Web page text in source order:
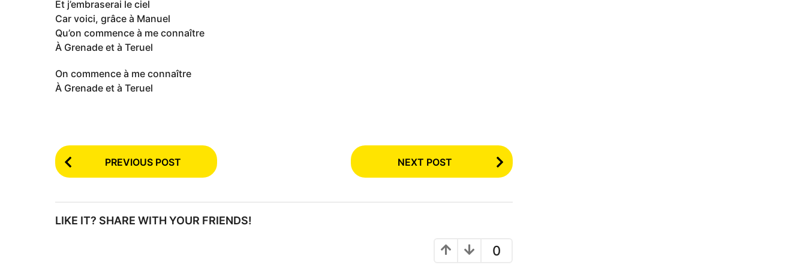
Et j’embraserai le ciel
Car voici, grâce à Manuel
Qu’on commence à me connaître
À Grenade et à Teruel
On commence à me connaître
À Grenade et à Teruel
P
o
t
P
PREVIOUS POST NEXT POST
LIKE IT? SHARE WITH YOUR FRIENDS!
0